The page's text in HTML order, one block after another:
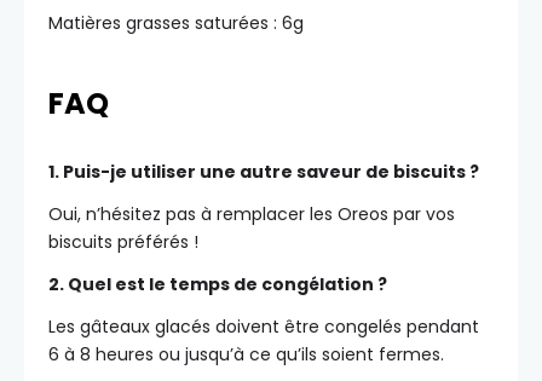
Matières grasses saturées : 6g
FAQ
1. Puis-je utiliser une autre saveur de biscuits ?
Oui, n’hésitez pas à remplacer les Oreos par vos
biscuits préférés !
2. Quel est le temps de congélation ?
Les gâteaux glacés doivent être congelés pendant
6 à 8 heures ou jusqu’à ce qu’ils soient fermes.